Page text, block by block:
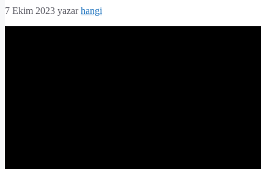
7 Ekim 2023 yazarhangi